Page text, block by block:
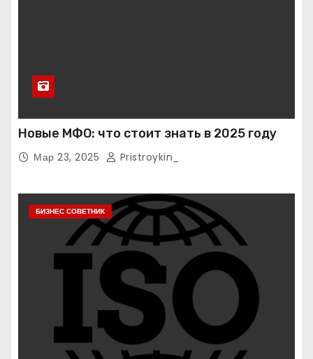
Новые МФО: что стоит знать в 2025 году
Мар 23, 2025 Pristroykin_
БИЗНЕС СОВЕТНИК